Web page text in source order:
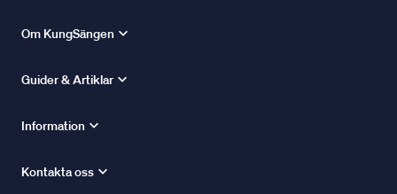
Om KungSängen
Guider & Artiklar
Information
Kontakta oss